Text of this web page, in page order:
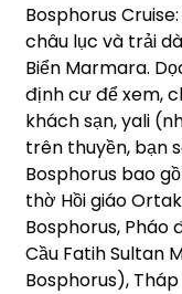
Bosphorus
châu lục và trải
Biển Marmara.
định cư để xem,
khách sạn, yali
trên thuyền, bạn
Bosphorus bao
thờ Hồi giáo
Bosphorus, Pháo
Cầu Fatih Sultan
Bosphorus),